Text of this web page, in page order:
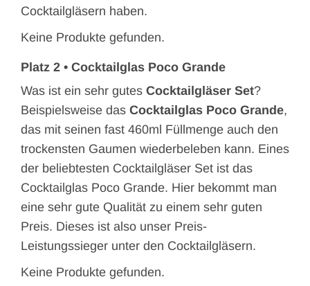
Cocktailgläsern haben.
Keine Produkte gefunden.
Platz 2 • Cocktailglas Poco Grande
Was ist ein sehr gutes Cocktailgläser Set?
Beispielsweise das Cocktailglas Poco Grande,
das mit seinen fast 460ml Füllmenge auch den
trockensten Gaumen wiederbeleben kann. Eines
der beliebtesten Cocktailgläser Set ist das
Cocktailglas Poco Grande. Hier bekommt man
eine sehr gute Qualität zu einem sehr guten
Preis. Dieses ist also unser Preis-
Leistungssieger unter den Cocktailgläsern.
Keine Produkte gefunden.